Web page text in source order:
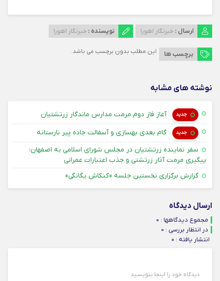
ارسال : خبرنگار اهورا نویسنده : خبرنگار اهورا
برچسب ها این مطلب بدون برچسب می باشد.
نوشته های مشابه
جدید آغاز فاز دوم مرمت مدارس ماندگار زرتشتیان
جدید گام بعدی بهسازی و آسفالت جاده پیر نارستانه
سفر نماینده زرتشتیان در مجلس شورای اسلامی به اصفهان؛
پیگیری مرمت آثار زرتشتی و جذب اعتبارات عمرانی
گزارش برگزاری نخستین جلسه «کنکاش یگانگی»
ارسال دیدگاه
مجموع دیدگاهها : 0
در انتظار بررسی : 0
انتشار یافته : ۰
دیدگاه خود را اینجا بنویسید